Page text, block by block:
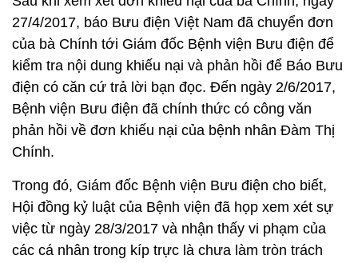
27/4/2017, báo Bưu điện Việt Nam đã chuyển đơn
của bà Chính tới Giám đốc Bệnh viện Bưu điện để
kiểm tra nội dung khiếu nại và phản hồi để Báo Bưu
điện có căn cứ trả lời bạn đọc. Đến ngày 2/6/2017,
Bệnh viện Bưu điện đã chính thức có công văn
phản hồi về đơn khiếu nại của bệnh nhân Đàm Thị
Chính.
Trong đó, Giám đốc Bệnh viện Bưu điện cho biết,
Hội đồng kỷ luật của Bệnh viện đã họp xem xét sự
việc từ ngày 28/3/2017 và nhận thấy vi phạm của
các cá nhân trong kíp trực là chưa làm tròn trách